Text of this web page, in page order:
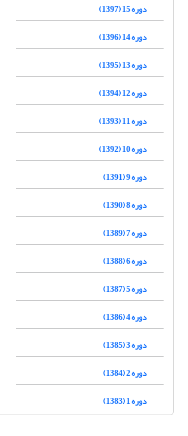
دوره 15 (1397)
دوره 14 (1396)
دوره 13 (1395)
دوره 12 (1394)
دوره 11 (1393)
دوره 10 (1392)
دوره 9 (1391)
دوره 8 (1390)
دوره 7 (1389)
دوره 6 (1388)
دوره 5 (1387)
دوره 4 (1386)
دوره 3 (1385)
دوره 2 (1384)
دوره 1 (1383)